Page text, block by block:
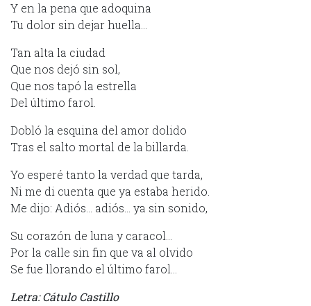
Y en la pena que adoquina
Tu dolor sin dejar huella…
Tan alta la ciudad
Que nos dejó sin sol,
Que nos tapó la estrella
Del último farol.
Dobló la esquina del amor dolido
Tras el salto mortal de la billarda.
Yo esperé tanto la verdad que tarda,
Ni me di cuenta que ya estaba herido.
Me dijo: Adiós… adiós… ya sin sonido,
Su corazón de luna y caracol…
Por la calle sin fin que va al olvido
Se fue llorando el último farol…
Letra: Cátulo Castillo